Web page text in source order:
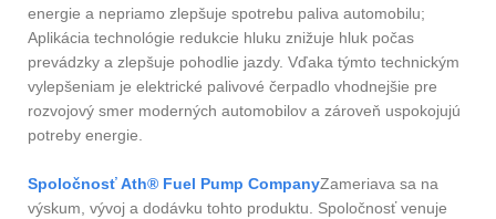
energie a nepriamo zlepšuje spotrebu paliva automobilu;
Aplikácia technológie redukcie hluku znižuje hluk počas
prevádzky a zlepšuje pohodlie jazdy. Vďaka týmto technickým
vylepšeniam je elektrické palivové čerpadlo vhodnejšie pre
rozvojový smer moderných automobilov a zároveň uspokojujú
potreby energie.
Spoločnosť Ath® Fuel Pump CompanyZameriava sa na
výskum, vývoj a dodávku tohto produktu. Spoločnosť venuje